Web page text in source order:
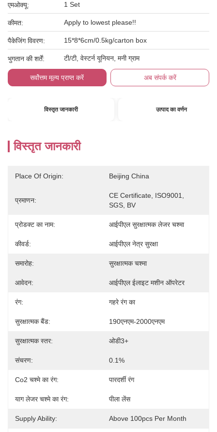
एमओक्यू: 1 Set
कीमत: Apply to lowest please!!
पैकेजिंग विवरण: 15*8*6cm/0.5kg/carton box
भुगतान की शर्तें: टी/टी, वेस्टर्न यूनियन, मनी ग्राम
सर्वोत्तम मूल्य प्राप्त करें अब संपर्क करें
विस्तृत जानकारी उत्पाद का वर्णन
विस्तृत जानकारी
Place Of Origin: Beijing China
प्रमाणन:
CE Certificate, ISO9001,
SGS, BV
प्रोडक्ट का नाम: आईपीएल सुरक्षात्मक लेजर चश्मा
कीवर्ड: आईपीएल नेत्र सुरक्षा
समारोह: सुरक्षात्मक चश्मा
आवेदन: आईपीएल ईलाइट मशीन ऑपरेटर
रंग: गहरे रंग का
सुरक्षात्मक बैंड: 190एनएम-2000एनएम
सुरक्षात्मक स्तर: ओडी3+
संचरण: 0.1%
Co2 चश्मे का रंग: पारदर्शी रंग
याग लेजर चश्मे का रंग: पीला लेंस
Supply Ability: Above 100pcs Per Month